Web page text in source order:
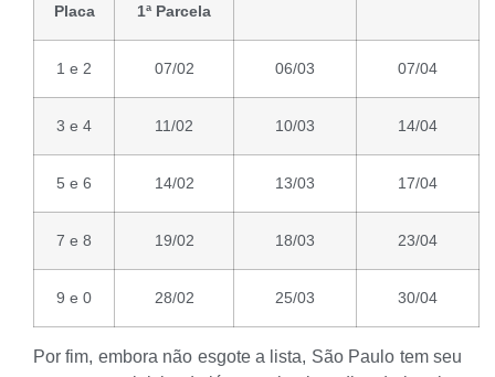
Placa
1ª Parcela
1 e 2 07/02 06/03 07/04
3 e 4 11/02 10/03 14/04
5 e 6 14/02 13/03 17/04
7 e 8 19/02 18/03 23/04
9 e 0 28/02 25/03 30/04
Por fim, embora não esgote a lista, São Paulo tem seu